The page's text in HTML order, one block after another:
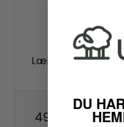
Lækker merino
499,00 DKK
DU